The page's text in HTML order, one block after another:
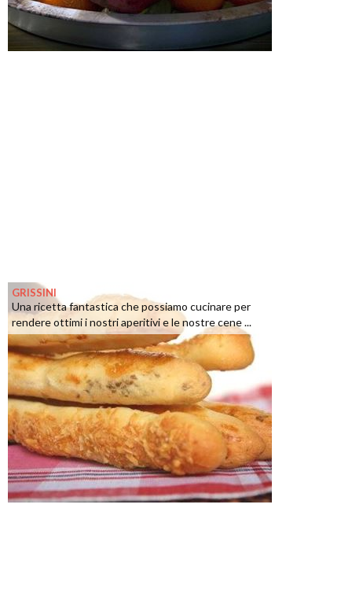
GRISSINI
Una ricetta fantastica che possiamo cucinare per
rendere ottimi i nostri aperitivi e le nostre cene ...